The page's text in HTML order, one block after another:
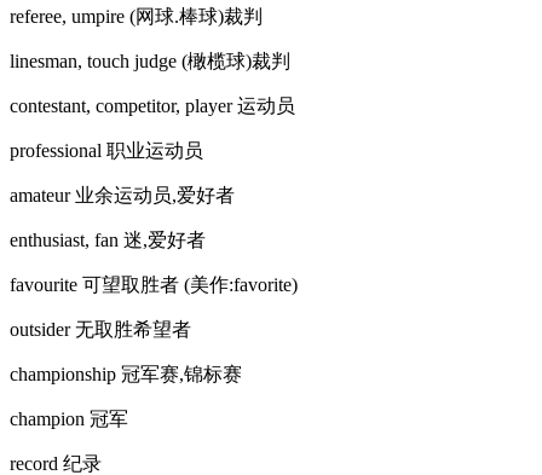
referee, umpire (网球.棒球)裁判
linesman, touch judge (橄榄球)裁判
contestant, competitor, player 运动员
professional 职业运动员
amateur 业余运动员,爱好者
enthusiast, fan 迷,爱好者
favourite 可望取胜者 (美作:favorite)
outsider 无取胜希望者
championship 冠军赛,锦标赛
champion 冠军
record 纪录